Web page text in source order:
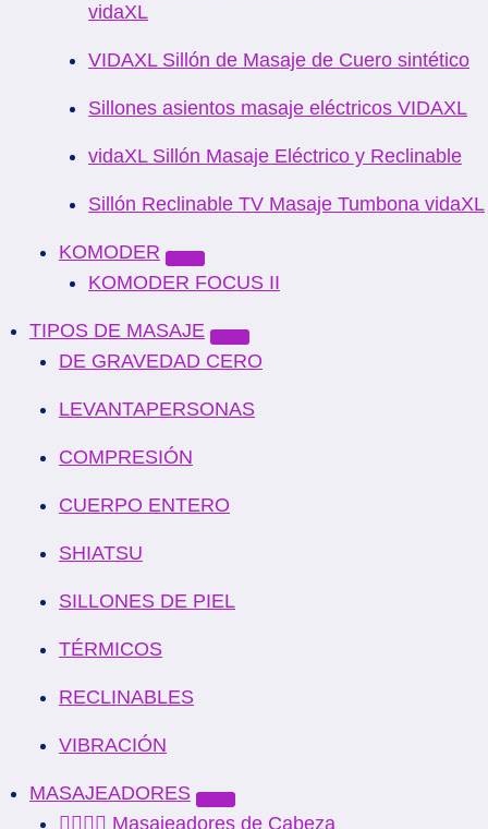
vidaXL
VIDAXL Sillón de Masaje de Cuero sintético
Sillones asientos masaje eléctricos VIDAXL
vidaXL Sillón Masaje Eléctrico y Reclinable
Sillón Reclinable TV Masaje Tumbona vidaXL
KOMODER
KOMODER FOCUS II
TIPOS DE MASAJE
DE GRAVEDAD CERO
LEVANTAPERSONAS
COMPRESIÓN
CUERPO ENTERO
SHIATSU
SILLONES DE PIEL
TÉRMICOS
RECLINABLES
VIBRACIÓN
MASAJEADORES
💆‍♂️💆‍♀️ Masajeadores de Cabeza